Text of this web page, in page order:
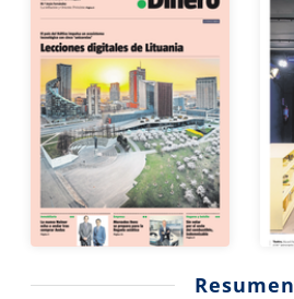
Resumen